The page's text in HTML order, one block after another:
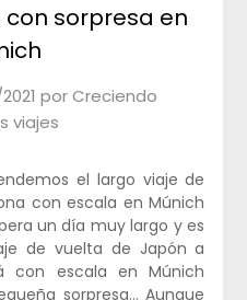
sorpresa en
porCreciendo
viajes
el largo viaje de
con escala en Múnich
un día muy largo y es
de vuelta de Japón a
con escala en Múnich
sorpresa… Aunque